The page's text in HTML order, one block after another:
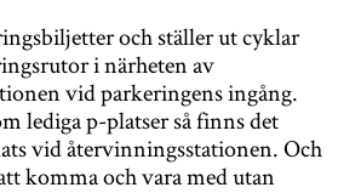
och ställer ut cyklar
i närheten av
vid parkeringens ingång.
lediga p-platser så finns det
vid återvinningsstationen. Och
komma och vara med utan